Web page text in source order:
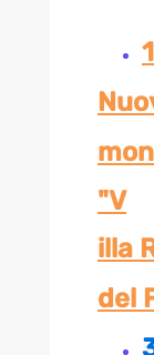
1
"V
illa
del